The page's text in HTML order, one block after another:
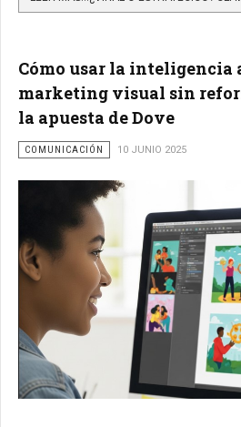
Cómo usar la
marketing visual sin
la apuesta de Dove
COMUNICACIÓN 10 JUNIO 2025